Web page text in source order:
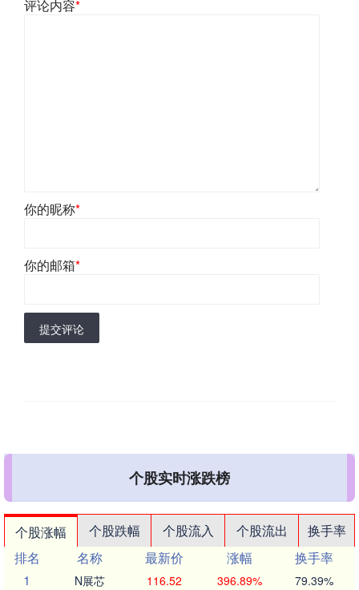
评论内容*
你的昵称*
你的邮箱*
提交评论
个股实时涨跌榜
个股涨幅 个股跌幅 个股流入 个股流出
换手率
排名
名称 最新价 涨幅
换手率
1
N展芯 116.52 396.89% 79.39%